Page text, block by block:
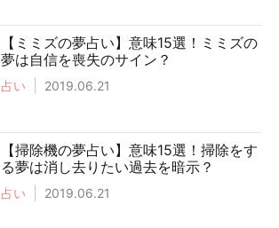
【ミミズの夢占い】意味15選！ミミズの
夢は自信を喪失のサイン？
占い 2019.06.21
【掃除機の夢占い】意味15選！掃除をす
る夢は消し去りたい過去を暗示？
占い 2019.06.21